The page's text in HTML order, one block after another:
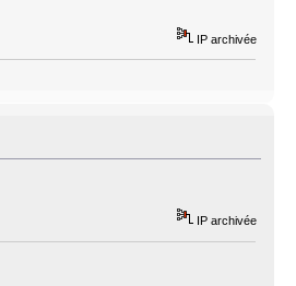
IP archivée
IP archivée